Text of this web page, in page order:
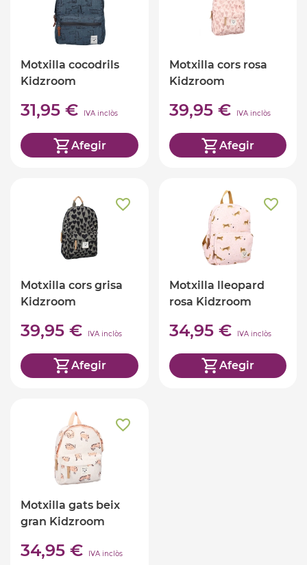
Motxilla cocodrils
Kidzroom
31,95 € IVA inclòs
Afegir
Motxilla cors rosa
Kidzroom
39,95 € IVA inclòs
Afegir
Motxilla cors grisa
Kidzroom
39,95 € IVA inclòs
Afegir
Motxilla lleopard
rosa Kidzroom
34,95 € IVA inclòs
Afegir
Motxilla gats beix
gran Kidzroom
34,95 € IVA inclòs